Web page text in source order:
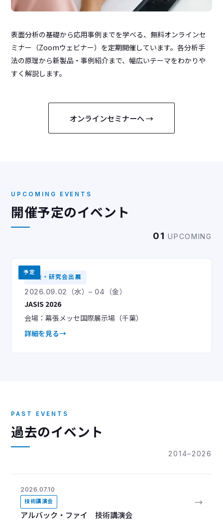
表面分析の基礎から応用事例までを学べる、無料オンラインセ
ミナー（Zoomウェビナー）を定期開催しています。各分析手
法の原理から新製品・事例紹介まで、幅広いテーマをわかりや
すく解説します。
オンラインセミナーへ →
UPCOMING EVENTS
開催予定のイベント
01 UPCOMING
予定
学会・研究会出展
2026.09.02（水）– 04（金）
JASIS 2026
会場：幕張メッセ国際展示場（千葉）
詳細を見る
PAST EVENTS
過去のイベント
2014–2026
2026.07.10
技術講演会
アルバック・ファイ 技術講演会
→